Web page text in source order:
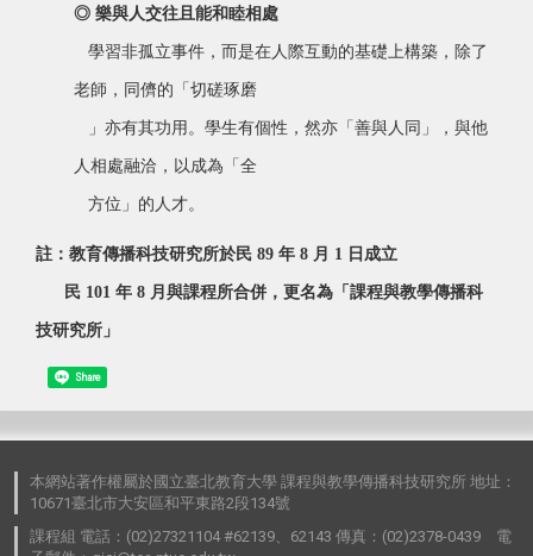
◎ 樂與人交往且能和睦相處
學習非孤立事件，而是在人際互動的基礎上構築，除了
老師，同儕的「切磋琢磨
」亦有其功用。學生有個性，然亦「善與人同」，與他
人相處融洽，以成為「全
方位」的人才。
註：教育傳播科技研究所於民 89 年 8 月 1 日成立
民 101 年 8 月與課程所合併，更名為「課程與教學傳播科
技研究所」
Share
本網站著作權屬於國立臺北教育大學 課程與教學傳播科技研究所 地址：
10671臺北市大安區和平東路2段134號
課程組 電話：(02)27321104 #62139、62143 傳真：(02)2378-0439 電